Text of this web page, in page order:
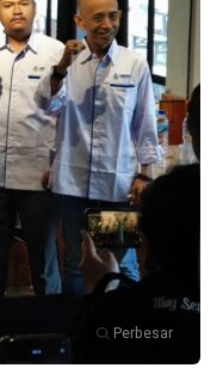
Perbesar